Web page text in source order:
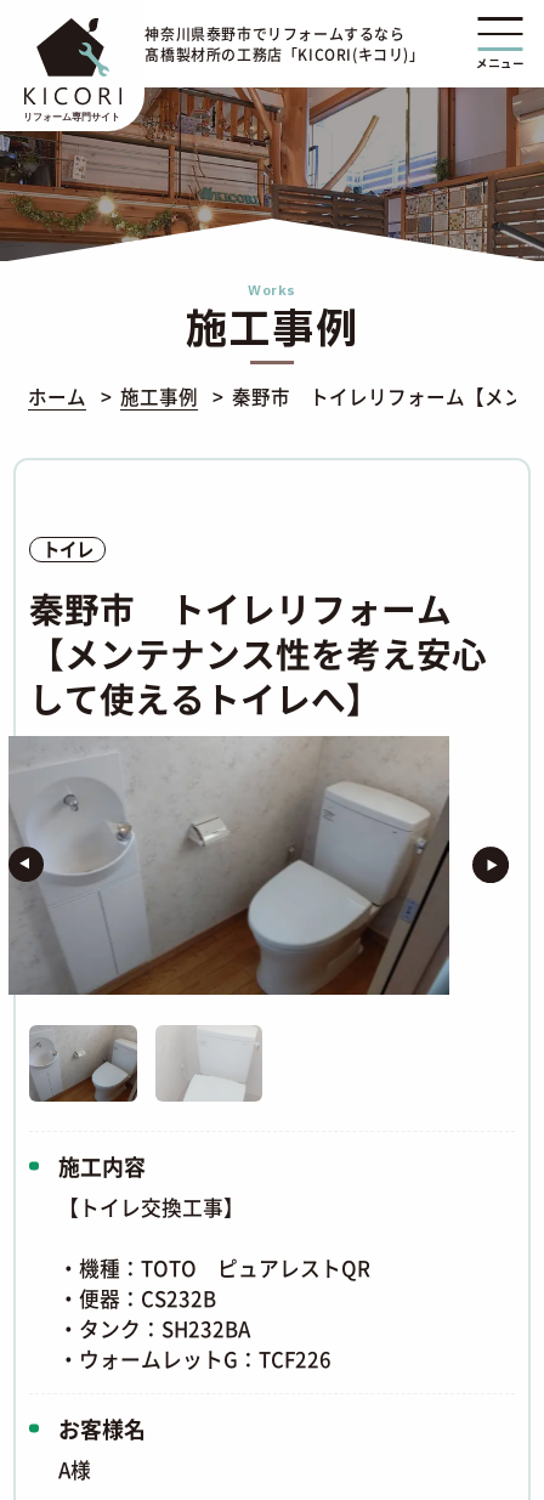
神奈川県泰野市でリフォームするなら
髙橋製材所の工務店「KICORI(キコリ)」
メニュー
Works
施工事例
ホーム 施工事例 秦野市 トイレリフォーム【メン
トイレ
秦野市 トイレリフォーム
【メンテナンス性を考え安心
して使えるトイレへ】
施工内容
【トイレ交換工事】
・機種：TOTO ピュアレストQR
・便器：CS232B
・タンク：SH232BA
・ウォームレットG：TCF226
お客様名
A様